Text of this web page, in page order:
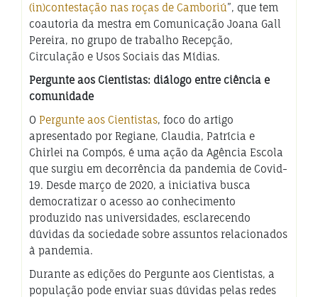
(in)contestação nas roças de Camboriú”, que tem
coautoria da mestra em Comunicação Joana Gall
Pereira, no grupo de trabalho Recepção,
Circulação e Usos Sociais das Mídias.
Pergunte aos Cientistas: diálogo entre ciência e
comunidade
O Pergunte aos Cientistas, foco do artigo
apresentado por Regiane, Claudia, Patrícia e
Chirlei na Compós, é uma ação da Agência Escola
que surgiu em decorrência da pandemia de Covid-
19. Desde março de 2020, a iniciativa busca
democratizar o acesso ao conhecimento
produzido nas universidades, esclarecendo
dúvidas da sociedade sobre assuntos relacionados
à pandemia.
Durante as edições do Pergunte aos Cientistas, a
população pode enviar suas dúvidas pelas redes